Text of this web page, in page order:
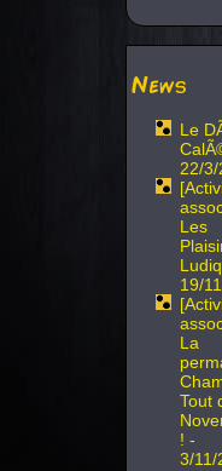
News
Le
22/3/
Les
19/
La
Tout
! -
3/11/